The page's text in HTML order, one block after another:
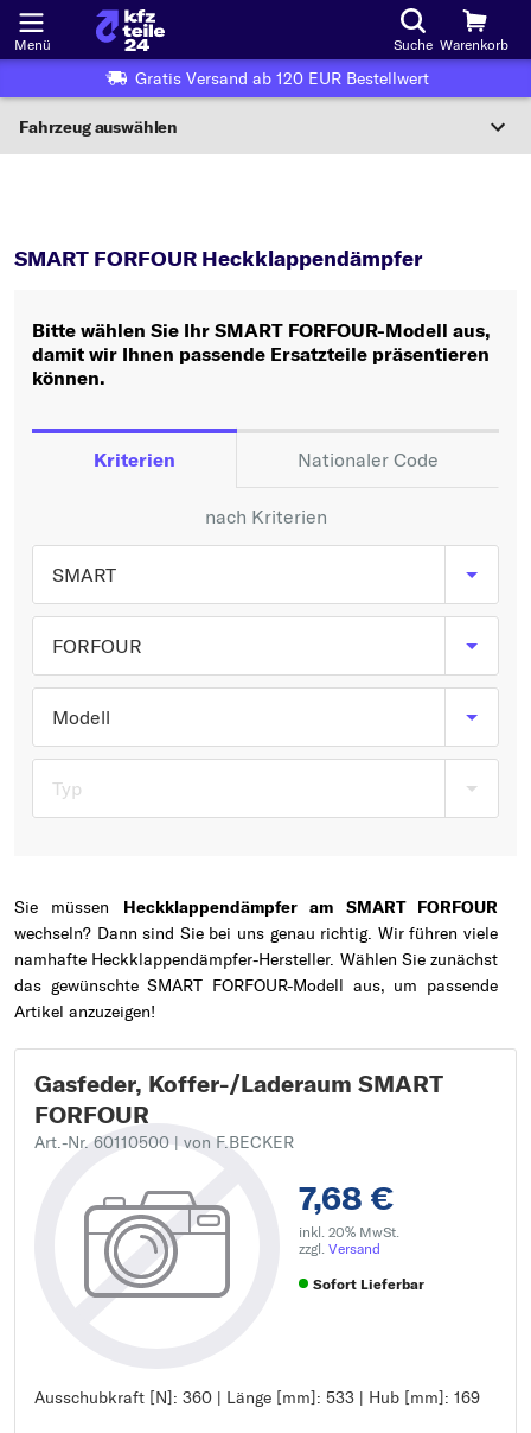
Menü Suche Warenkorb
Gratis Versand ab 120 EUR Bestellwert
Fahrzeug auswählen
Wo finde ich die?
Oder
Oder Fahrzeugauswahl nach Kriterien:
Hersteller wählen
Typ wählen
SMART FORFOUR Heckklappendämpfer
Bitte wählen Sie Ihr SMART FORFOUR-Modell aus,
damit wir Ihnen passende Ersatzteile präsentieren
können.
Kriterien Nationaler Code
nach Kriterien
SMART
FORFOUR
Modell
Typ
Sie müssen Heckklappendämpfer am SMART FORFOUR
wechseln? Dann sind Sie bei uns genau richtig. Wir führen viele
namhafte Heckklappendämpfer-Hersteller. Wählen Sie zunächst
das gewünschte SMART FORFOUR-Modell aus, um passende
Artikel anzuzeigen!
Gasfeder, Koffer-/Laderaum SMART
FORFOUR
Art.-Nr. 60110500 | von F.BECKER
7,68 €
inkl. 20% MwSt.
zzgl. Versand
Sofort Lieferbar
Ausschubkraft [N]: 360 | Länge [mm]: 533 | Hub [mm]: 169
Ausschubkraft [N]: 360